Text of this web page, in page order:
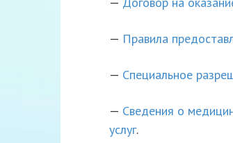
— Правила
— Специальное
— Сведения о
услуг.